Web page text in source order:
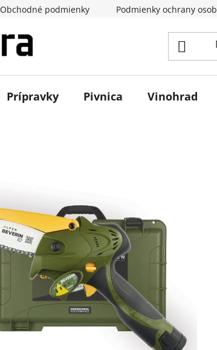
Obchodné podmienky Podmienky ochrany
Prípravky Pivnica Vinohrad